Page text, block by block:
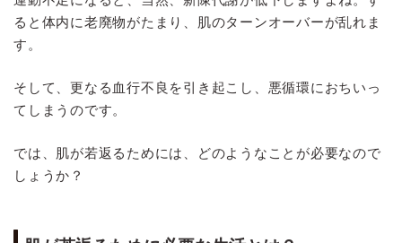
ると体内に老廃物がたまり、肌のターンオーバーが乱れま
す。
そして、更なる血行不良を引き起こし、悪循環におちいっ
てしまうのです。
では、肌が若返るためには、どのようなことが必要なので
しょうか？